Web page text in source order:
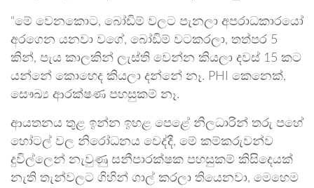
“මේ වෙනකොට, බෝඩිම් වලට පැනලා අපරාධකාරයෝ
අරගෙන යනවා වගේ, බෝඩිම් වටකරලා, තත්පර 5
කින්, පැය කාලකින් ලැස්ති වෙන්න කියලා දවස් 15 කට
යන්නේ කොහෙද කියලා දන්නේ නෑ. PHI කෙනෙක්,
සෞඛ්‍ය ආරක්ෂණ පහසුකම් නෑ.
ආයතනය තුළ ඉන්න ඉහළ පෙළේ නිලධාරින් තරු පහේ
හෝටල් වල නිරෝධනය වෙද්දී, මේ කම්කරුවන්ව
දුවිල්ලෙන් නැවුණු සනීපාරක්ෂක පහසුකම් කිසිදෙයක්
නැති තැන්වලට ගිහින් ගාල් කරලා තියෙනවා, මෙහෙම